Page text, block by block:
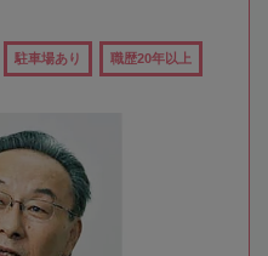
駐車場あり 職歴20年以上